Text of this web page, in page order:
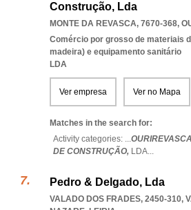
Construção, Lda
MONTE DA REVASCA, 7670-368,
Comércio por grosso de materiais
madeira) e equipamento sanitário
LDA
Ver empresa Ver no Mapa
Matches in the search for:
Activity categories: ...
DE CONSTRUÇÃO, LDA...
Pedro & Delgado, Lda
VALADO DOS FRADES, 2450-310,